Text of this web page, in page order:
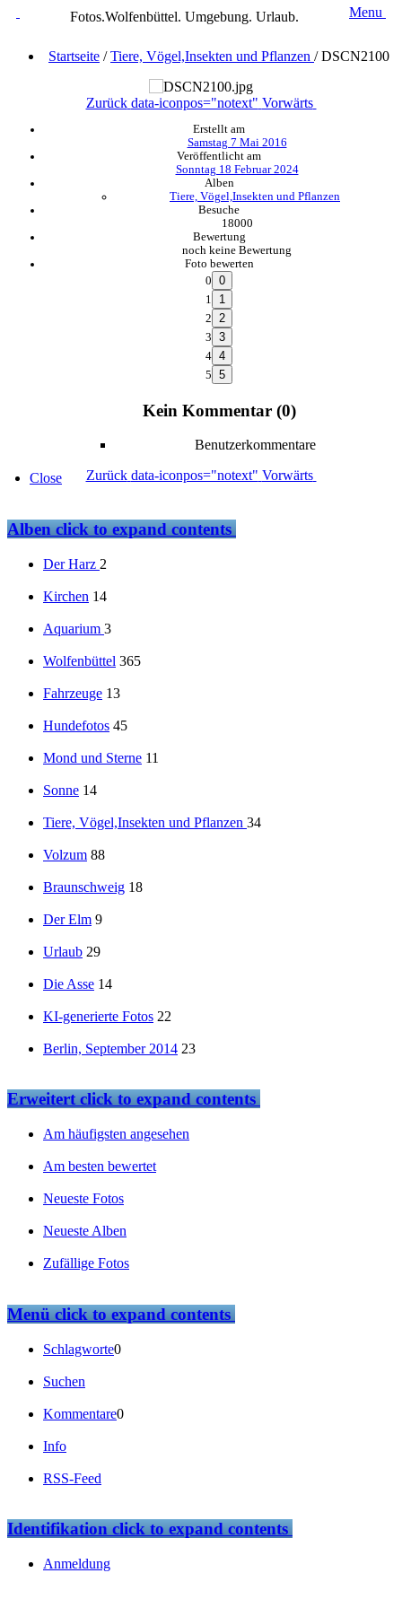
Fotos.Wolfenbüttel. Umgebung. Urlaub. Menu
Startseite /Tiere, Vögel,Insekten und Pflanzen /DSCN2100
Zurück data-iconpos="notext" Vorwärts
Erstellt am
Samstag 7 Mai 2016
Veröffentlicht am
Sonntag 18 Februar 2024
Alben
Tiere, Vögel,Insekten und Pflanzen
Besuche
18000
Bewertung
noch keine Bewertung
Foto bewerten
0
1
2
3
4
5
Kein Kommentar (0)
Benutzerkommentare
Zurück data-iconpos="notext" Vorwärts
Close
Albenclick to expand contents
Der Harz 2
Kirchen 14
Aquarium 3
Wolfenbüttel 365
Fahrzeuge 13
Hundefotos 45
Mond und Sterne 11
Sonne 14
Tiere, Vögel,Insekten und Pflanzen 34
Volzum 88
Braunschweig 18
Der Elm 9
Urlaub 29
Die Asse 14
KI-generierte Fotos 22
Berlin, September 2014 23
Erweitertclick to expand contents
Am häufigsten angesehen
Am besten bewertet
Neueste Fotos
Neueste Alben
Zufällige Fotos
Menüclick to expand contents
Schlagworte0
Suchen
Kommentare0
Info
RSS-Feed
Identifikationclick to expand contents
Anmeldung